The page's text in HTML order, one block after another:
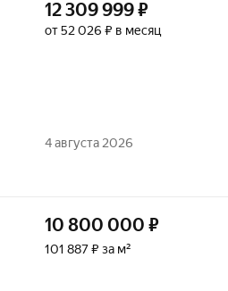
12 309 999₽
от 52 026 ₽ в месяц
4 августа 2026
10 800 000 ₽
101 887 ₽ за м²